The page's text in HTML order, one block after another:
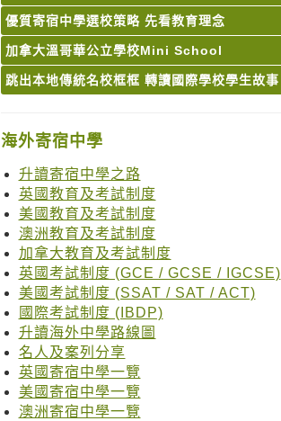
優質寄宿中學選校策略 先看教育理念
加拿大溫哥華公立學校Mini School
跳出本地傳統名校框框 轉讀國際學校學生故事
海外寄宿中學
升讀寄宿中學之路
英國教育及考試制度
美國教育及考試制度
澳洲教育及考試制度
加拿大教育及考試制度
英國考試制度 (GCE / GCSE / IGCSE)
美國考試制度 (SSAT / SAT / ACT)
國際考試制度 (IBDP)
升讀海外中學路線圖
名人及案列分享
英國寄宿中學一覽
美國寄宿中學一覽
澳洲寄宿中學一覽